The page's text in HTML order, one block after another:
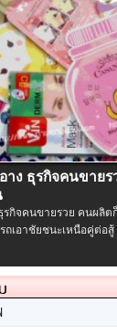
าง ธุรกิจคนขาย
รกิจคนขายรวย คนผลิ
เอาชัยชนะเหนือคู่ต่อสู้